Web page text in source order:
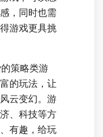
，同时也需
游戏更具挑
策略类游
的玩法，让
云变幻。游
、科技等方
有趣，给玩